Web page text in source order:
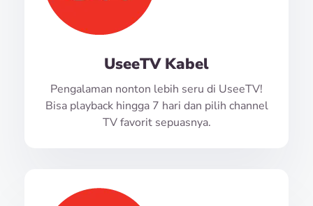
UseeTV Kabel
Pengalaman nonton lebih seru di UseeTV!
Bisa playback hingga 7 hari dan pilih channel
TV favorit sepuasnya.